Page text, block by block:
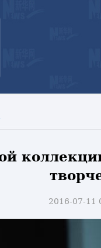
2016-07-11